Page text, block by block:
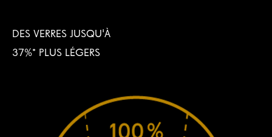
DES VERRES JUSQU'À
37%* PLUS LÉGERS